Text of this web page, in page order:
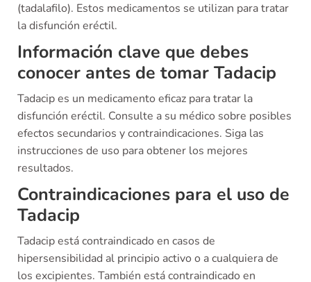
(tadalafilo). Estos medicamentos se utilizan para tratar
la disfunción eréctil.
Información clave que debes
conocer antes de tomar Tadacip
Tadacip es un medicamento eficaz para tratar la
disfunción eréctil. Consulte a su médico sobre posibles
efectos secundarios y contraindicaciones. Siga las
instrucciones de uso para obtener los mejores
resultados.
Contraindicaciones para el uso de
Tadacip
Tadacip está contraindicado en casos de
hipersensibilidad al principio activo o a cualquiera de
los excipientes. También está contraindicado en